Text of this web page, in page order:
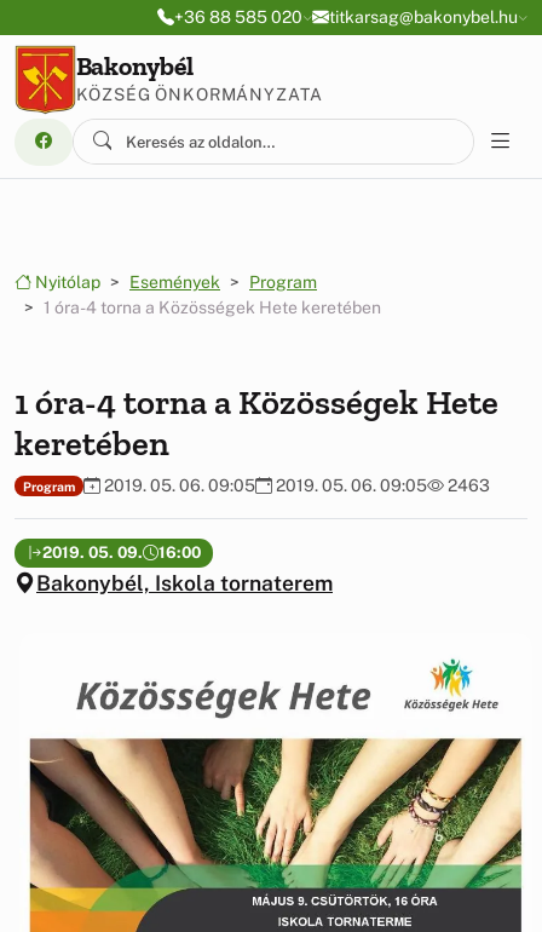
Ugrás a menüre
Ugrás a tartalomra+36 88 585 020 titkarsag@bakonybel.hu
Bakonybél
KÖZSÉG ÖNKORMÁNYZATA
Nyitólap Események
Program
1 óra-4 torna a Közösségek Hete keretében
1 óra-4 torna a Közösségek Hete
keretében
Program 2019. 05. 06. 09:05 2019. 05. 06. 09:05 2463
2019. 05. 09. 16:00
Bakonybél, Iskola tornaterem